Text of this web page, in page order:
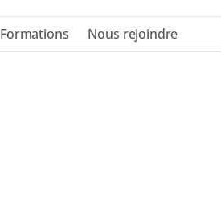
Formations Nous rejoindre